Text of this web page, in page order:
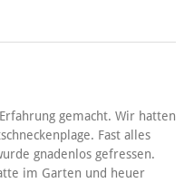
gemacht. Wir hatten
Fast alles
gnadenlos gefressen.
im Garten und heuer